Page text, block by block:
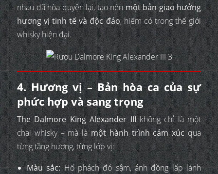
nhau đã hòa quyện lại, tạo nênmột bản giao hưởng
hương vị tinh tế và độc đáo, hiếm có trong thế giới
whisky hiện đại.
4. Hương vị – Bản hòa ca của sự
phức hợp và sang trọng
The Dalmore King Alexander IIIkhông chỉ là một
chai whisky – mà làmột hành trình cảm xúcqua
từng tầng hương, từng lớp vị:
Màu sắc:Hổ phách đỏ sậm, ánh đồng lấp lánh